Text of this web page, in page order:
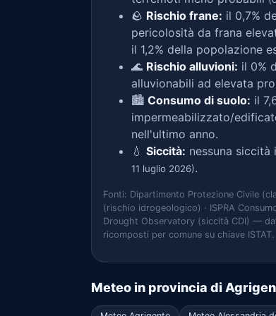
🪨 Rischio frane: il 0,7%
pericolosità da frana
il 1,2% della popolazione
🌊 Rischio alluvioni: il 0%
alluvionabili ad elevata
🏙️ Consumo di suolo: il
impermeabilizzato/
nell'ultimo anno.
💧 Siccità: nessuna siccità
11 luglio 2026).
Fonti: Dipartimento Protezione Civile
(rischio idrogeologico) · ISPRA
Drought Observatory (siccità CDI) —
ricomposti per comune su chiave ISTAT.
Meteo in provincia di